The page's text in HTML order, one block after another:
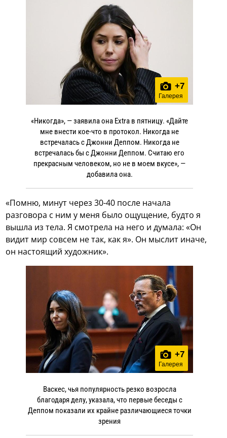
+7
Галерея
«Никогда», — заявила она Extra в пятницу. «Дайте
мне внести кое-что в протокол. Никогда не
встречалась с Джонни Деппом. Никогда не
встречалась бы с Джонни Деппом. Считаю его
прекрасным человеком, но не в моем вкусе», —
добавила она.
«Помню, минут через 30-40 после начала
разговора с ним у меня было ощущение, будто я
вышла из тела. Я смотрела на него и думала: «Он
видит мир совсем не так, как я». Он мыслит иначе,
он настоящий художник».
+7
Галерея
Васкес, чья популярность резко возросла
благодаря делу, указала, что первые беседы с
Деппом показали их крайне различающиеся точки
зрения